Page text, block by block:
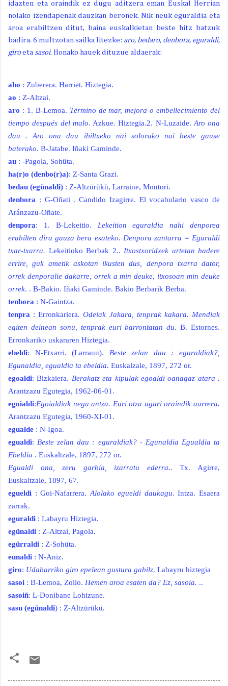
idazten eta oraindik ez dugu aditzera eman Euskal Herrian
nolako izendapenak dauzkan beronek. Nik neuk eguraldia eta
aroa erabiltzen ditut, baina euskalkietan beste hitz batzuk
badira. 6 multzotan sailka litezke: aro, bedaro, denbora, eguraldi,
giroeta sasoi. Honako hauek dituzue aldaerak:
aho : Zuberera. Harriet. Hiztegia.
ao : Z-Altzai.
aro : 1. B-Lemoa. Término de mar, mejora o embellecimiento del
tiempo después del malo. Azkue. Hiztegia.2. N-Luzaide. Aro ona
dau . Aro ona dau ibiltxeko nai solorako nai beste gause
baterako. B-Jatabe. Iñaki Gaminde.
au : -Pagola, Sohüta.
ha(r)o (denbo(r)a): Z-Santa Grazi.
bedau (egünaldi) : Z-Altzürükü, Larraine, Montori.
denbora : G-Oñati . Candido Izagirre. El vocabulario vasco de
Aránzazu-Oñate.
denpora: 1. B-Lekeitio. Lekeition eguraldia nahi denporea
erabilten dira gauza bera esateko. Denpora zantarra = Eguraldi
txar-txarra. Lekeitioko Berbak 2.. Itxostxoridxek urtetan badere
errire, guk ametik askotan ikusten dus, denpora txarra dator,
orrek denporalie dakarre, orrek a min deuke, itxosoan min deuke
orrek. . B-Bakio. Iñaki Gaminde. Bakio Berbarik Berba.
tenbora : N-Gaintza.
tenpra : Erronkariera. Odeiak Jakara, tenprak kakara. Mendiak
egiten deinean sonu, tenprak euri barrontatan du.B. Estornes.
Erronkariko uskararen Hiztegia.
ebeldi: N-Etxarri. (Larraun).
Beste zelan dau : eguraldiak?,
Egunaldia, egualdia ta ebeldia. Euskalzale, 1897, 272 or.
egoaldi: Bizkaiera. Berakatz eta kipulak egoaldi oanagaz atara .
Arantzazu Egutegia, 1962-06-01.
egoialdi:Egoialdiak negu antza. Euri otza ugari oraindik aurrera.
Arantzazu Egutegia, 1960-XI-01 .
egualde : N-Igoa.
egualdi: Beste zelan dau : eguraldiak? - Egunaldia Egualdia ta
Ebeldia . Euskaltzale, 1897, 272 or.
Egualdi ona, zeru garbia, izarratu ederra.. Tx. Agirre,
Euskaltzale, 1897, 67.
egueldi : Goi-Nafarrera. Alolako egueldi daukagu. Intza. Esaera
zarrak.
eguraldi : Labayru Hiztegia.
egünaldi : Z-Altzai, Pagola.
egürraldi : Z-Sohüta.
eunaldi : N-Aniz.
giro: Udabarriko giro epelean gustura gabilz. Labayru hiztegia
sasoi : B-Lemoa, Zollo. Hemen aroa esaten da? Ez, sasoia. ..
sasoiñ: L-Donibane Lohizune.
sasu (egünaldi) : Z-Altzürükü.